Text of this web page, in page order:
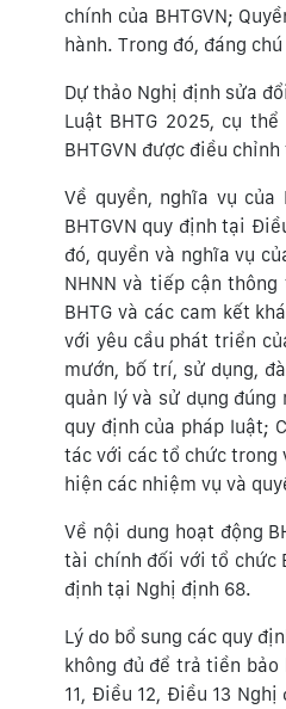
chính của BHTGVN;
hành. Trong đó, đáng
Dự thảo Nghị định sửa
Luật BHTG 2025, cụ
BHTGVN được điều
Về quyền, nghĩa vụ
BHTGVN quy định tại
đó, quyền và nghĩa vụ
NHNN và tiếp cận
BHTG và các cam kết
với yêu cầu phát triển
mướn, bố trí, sử dụng,
quản lý và sử dụng
quy định của pháp luật;
tác với các tổ chức trong
hiện các nhiệm vụ và
Về nội dung hoạt động
tài chính đối với tổ chức
định tại Nghị định 68.
Lý do bổ sung các quy
không đủ để trả tiền
11, Điều 12, Điều 13